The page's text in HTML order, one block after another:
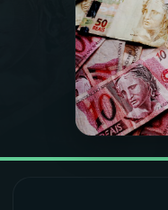
PROGRAMAS
PODCASTS
06VIDEOCASTS